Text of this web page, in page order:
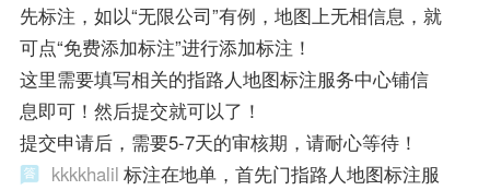
先标注，如以“无限公司”有例，地图上无相信息，就
可点“免费添加标注”进行添加标注！
这里需要填写相关的指路人地图标注服务中心铺信
息即可！然后提交就可以了！
提交申请后，需要5-7天的审核期，请耐心等待！
kkkkhalil 标注在地单，首先门指路人地图标注服